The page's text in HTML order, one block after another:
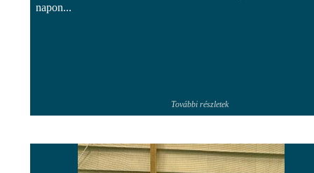
napon...
További részletek